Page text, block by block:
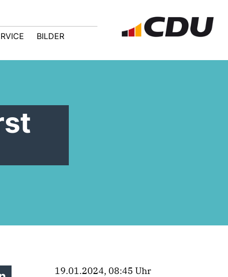
BILDER
19.01.2024, 08:45 Uhr